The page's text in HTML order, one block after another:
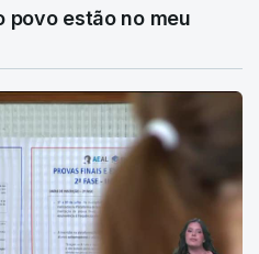
povo estão no meu